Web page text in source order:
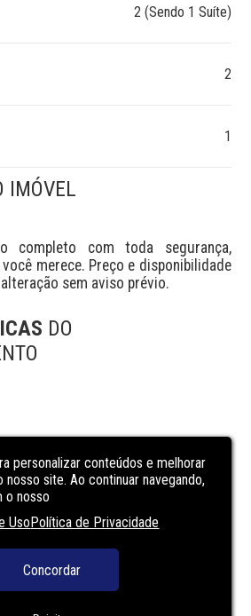
2 (Sendo 1 Suíte)
2
1
IMÓVEL
completo com toda segurança,
merece. Preço e disponibilidade
sem aviso prévio.
DO
personalizar conteúdos e melhorar
nosso site. Ao continuar navegando,
o nosso
UsoPolítica de Privacidade
Concordar